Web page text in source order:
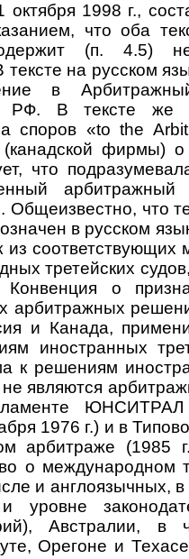
октября 1998 г.,
что оба
(п. 4.5)
на русском
в
РФ. В тексте же
споров «to the
(канадской фирмы)
что
Общеизвестно, что
в русском
из
третейских
Конвенция о
арбитражных
и Канада,
иностранных
к решениям
являются
ЮНСИТРАЛ
1976 г.) и в
арбитраже (1985
о международном
и англоязычных,
уровне
Австралии,
Орегоне и